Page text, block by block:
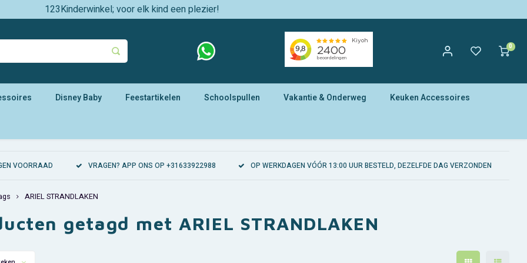
123Kinderwinkel; voor elk kind een plezier!
0
Disney Baby Feestartikelen Schoolspullen Vakantie & Onderweg Keuken Accessoires
VOORRAAD VRAGEN? APP ONS OP +31633922988 OP WERKDAGEN VÓÓR 13:00 UUR BESTELD, DEZELFDE DAG VERZONDEN
ARIEL STRANDLAKEN
getagd met ARIEL STRANDLAKEN